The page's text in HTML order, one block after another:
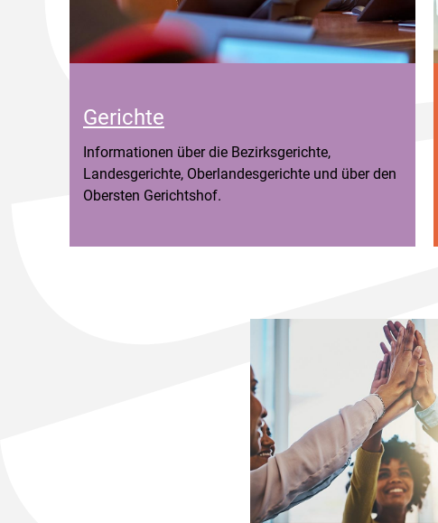
Gerichte
Informationen über die Bezirksgerichte,
Landesgerichte, Oberlandesgerichte und über den
Obersten Gerichtshof.